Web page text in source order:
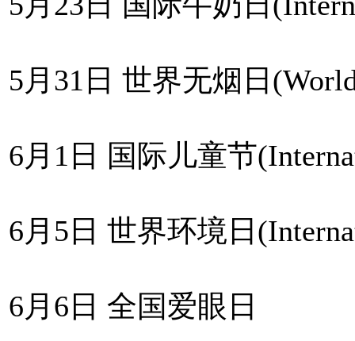
5月31日 世界无烟日
6月1日 国际儿童节
6月5日 世界环境日
6月6日 全国爱眼日